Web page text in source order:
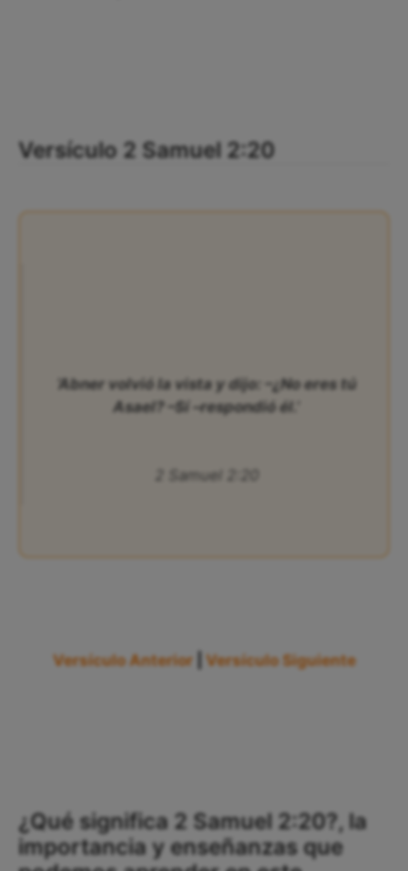
Versículo 2 Samuel 2:20
‘Abner volvió la vista y dijo: –¿No eres tú
Asael? –Sí –respondió él.’
2 Samuel 2:20
Versículo Anterior Versículo Siguiente
¿Qué significa 2 Samuel 2:20?, la
importancia y enseñanzas que